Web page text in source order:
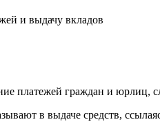
и выдачу вкладов
платежей граждан и юрлиц,
в выдаче средств,